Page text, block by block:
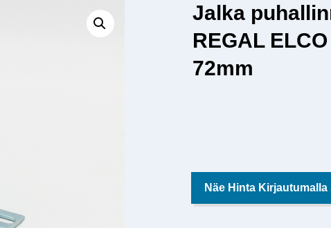
Jalka
REGAL
72mm
Näe Hinta Kirjautumalla